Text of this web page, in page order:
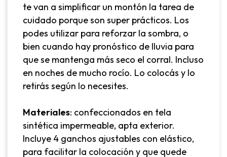
te van a simplificar un montón la tarea de
cuidado porque son super prácticos. Los
podes utilizar para reforzar la sombra, o
bien cuando hay pronóstico de lluvia para
que se mantenga más seco el corral. Incluso
en noches de mucho rocío. Lo colocás y lo
retirás según lo necesites.
Materiales: confeccionados en tela
sintética impermeable, apta exterior.
Incluye 4 ganchos ajustables con elástico,
para facilitar la colocación y que quede